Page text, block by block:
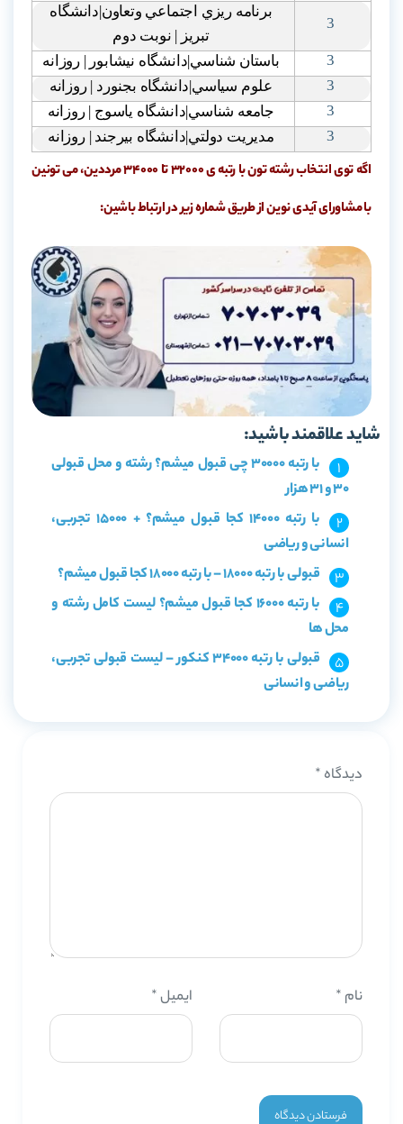
3
برنامه ريزي اجتماعي وتعاون|دانشگاه
تبريز | نوبت دوم
3
باستان شناسي|دانشگاه نيشابور | روزانه
3
علوم سياسي|دانشگاه بجنورد | روزانه
3
جامعه شناسي|دانشگاه ياسوج | روزانه
3
مديريت دولتي|دانشگاه بيرجند | روزانه
اگه توی انتخاب رشته تون با رتبه ی 32000 تا 34000 مرددین، می تونین
با مشاورای آیدی نوین از طریق شماره زیر در ارتباط باشین:
شاید علاقمند باشید:
با رتبه 30000 چی قبول میشم؟ رشته و محل قبولی
30 و 31 هزار
با رتبه 14000 کجا قبول میشم؟ + 15000 تجربی،
انسانی و ریاضی
قبولی با رتبه 18000 – با رتبه 18000 کجا قبول میشم؟
با رتبه 16000 کجا قبول میشم؟ لیست کامل رشته و
محل ها
قبولی با رتبه 34000 کنکور – لیست قبولی تجربی،
ریاضی و انسانی
دیدگاه *
نام * ایمیل*